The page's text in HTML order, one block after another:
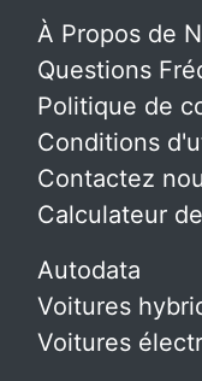
À Propos de
Questions
Politique de
Conditions
Contactez
Calculateur
Autodata
Voitures
Voitures